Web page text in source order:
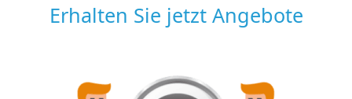
Erhalten Sie jetzt Angebote